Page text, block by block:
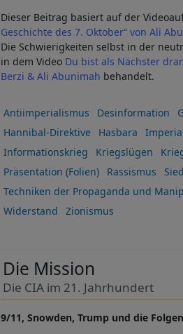
Dieser Beitrag basiert auf der
Geschichte des 7. Oktober“ von Ali
Die Schwierigkeiten selbst in der
in dem Video Du bist als Nächster
Berzi & Ali Abunimah behandelt.
Antiimperialismus Desinformation
Hannibal-Direktive
Hasbara
Informationskrieg
Kriegslügen
Präsentation (Folien)
Rassismus
Techniken der Propaganda und
Widerstand
Zionismus
Die Mission
Die CIA im 21. Jahrhundert
9/11, Snowden, Trump und die Folgen